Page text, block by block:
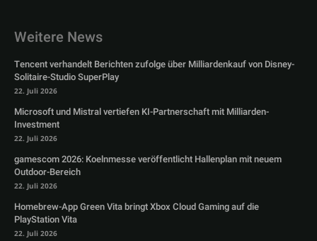
Weitere News
Tencent verhandelt Berichten zufolge über Milliardenkauf von Disney-
Solitaire-Studio SuperPlay
22. Juli 2026
Microsoft und Mistral vertiefen KI-Partnerschaft mit Milliarden-
Investment
22. Juli 2026
gamescom 2026: Koelnmesse veröffentlicht Hallenplan mit neuem
Outdoor-Bereich
22. Juli 2026
Homebrew-App Green Vita bringt Xbox Cloud Gaming auf die
PlayStation Vita
22. Juli 2026